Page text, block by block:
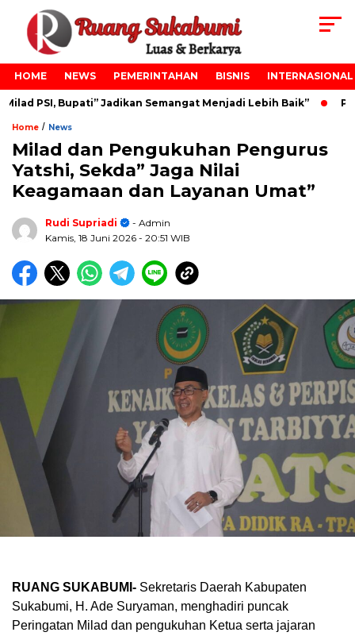
HOME NEWS PEMERINTAHAN BISNIS INTERNASIONAL
PSI, Bupati” Jadikan Semangat Menjadi Lebih Baik”
Home / News
Milad dan Pengukuhan Pengurus
Yatshi, Sekda” Jaga Nilai
Keagamaan dan Layanan Umat”
Rudi Supriadi
- Admin
Kamis, 18 Juni 2026 - 20:51 WIB
RUANG SUKABUMI- Sekretaris Daerah Kabupaten
Sukabumi, H. Ade Suryaman, menghadiri puncak
Peringatan Milad dan pengukuhan Ketua serta jajaran